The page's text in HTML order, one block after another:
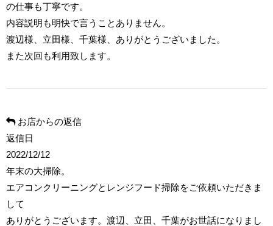
の仕事も丁寧です。
内容説明も明快で言うことありません。
渡辺様、立田様、千葉様、ありがとうございました。
また次回も利用致します。
お店からの返信
返信日
2022/12/12
年末の大掃除。
エアコンクリーニングとレンジフード掃除をご依頼いただきま
して
ありがとうございます。渡辺、立田、千葉がお世話になりまし